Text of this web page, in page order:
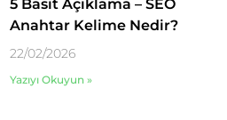
5 Basit Açıklama – SEO
Anahtar Kelime Nedir?
22/02/2026
Yazıyı Okuyun »